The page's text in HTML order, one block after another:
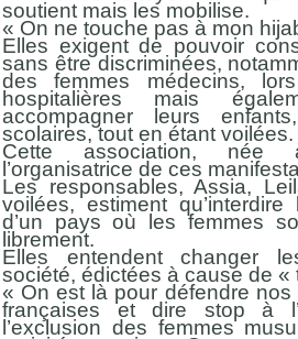
soutient mais les mobilise.
« On ne touche pas à mon
Elles exigent de pouvoir
sans être discriminées,
des femmes médecins,
hospitalières mais
accompagner leurs
scolaires, tout en étant voilées.
Cette association, née
l’organisatrice de ces
Les responsables, Assia,
voilées, estiment
d’un pays où les femmes
librement.
Elles entendent changer
société, édictées à cause de «
« On est là pour défendre
françaises et dire stop à
l’exclusion des femmes